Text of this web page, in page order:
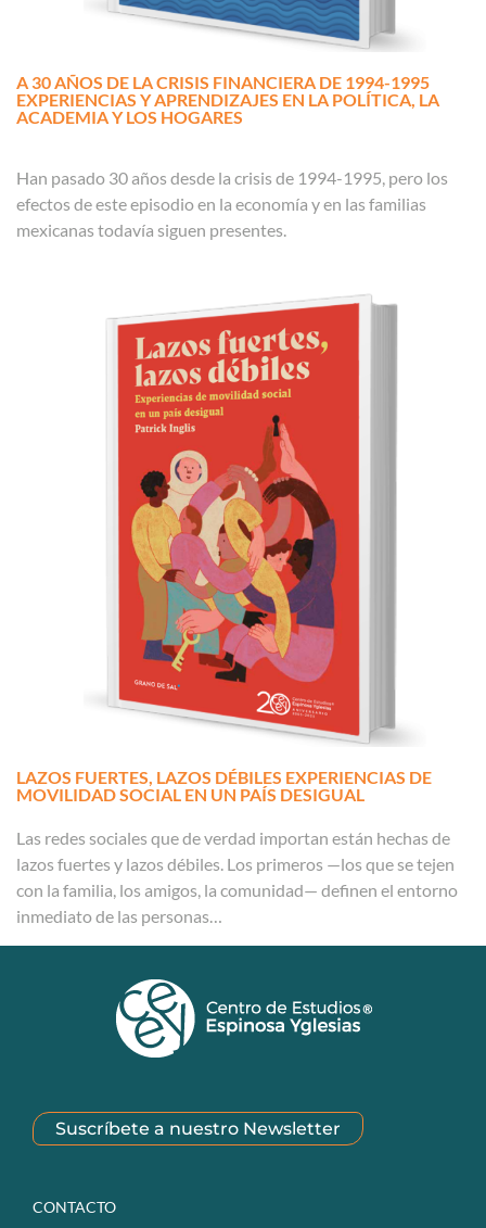
A 30 AÑOS DE LA CRISIS FINANCIERA DE 1994-1995
EXPERIENCIAS Y APRENDIZAJES EN LA POLÍTICA, LA
ACADEMIA Y LOS HOGARES
Han pasado 30 años desde la crisis de 1994-1995, pero los
efectos de este episodio en la economía y en las familias
mexicanas todavía siguen presentes.
LAZOS FUERTES, LAZOS DÉBILES EXPERIENCIAS DE
MOVILIDAD SOCIAL EN UN PAÍS DESIGUAL
Las redes sociales que de verdad importan están hechas de
lazos fuertes y lazos débiles. Los primeros —los que se tejen
con la familia, los amigos, la comunidad— definen el entorno
inmediato de las personas…
Suscríbete a nuestro Newsletter
CONTACTO